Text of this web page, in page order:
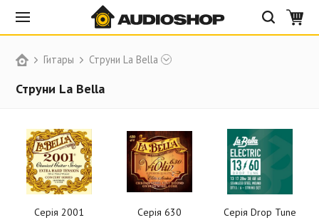
Гитары Струни La Bella
Струни La Bella
Серія 2001 Серія 630 Серія Drop Tune